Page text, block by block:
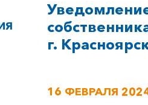
г.
16 ФЕВРАЛЯ